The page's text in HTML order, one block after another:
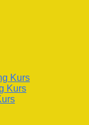
Kurs
Kurs